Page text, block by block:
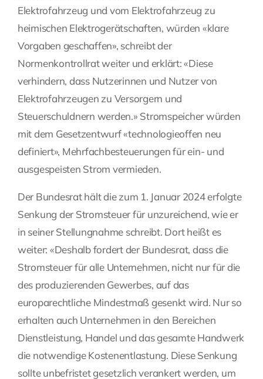
Elektrofahrzeug und vom Elektrofahrzeug zu
heimischen Elektrogerätschaften, würden «klare
Vorgaben geschaffen», schreibt der
Normenkontrollrat weiter und erklärt: «Diese
verhindern, dass Nutzerinnen und Nutzer von
Elektrofahrzeugen zu Versorgern und
Steuerschuldnern werden.» Stromspeicher würden
mit dem Gesetzentwurf «technologieoffen neu
definiert», Mehrfachbesteuerungen für ein- und
ausgespeisten Strom vermieden.
Der Bundesrat hält die zum 1. Januar 2024 erfolgte
Senkung der Stromsteuer für unzureichend, wie er
in seiner Stellungnahme schreibt. Dort heißt es
weiter: «Deshalb fordert der Bundesrat, dass die
Stromsteuer für alle Unternehmen, nicht nur für die
des produzierenden Gewerbes, auf das
europarechtliche Mindestmaß gesenkt wird. Nur so
erhalten auch Unternehmen in den Bereichen
Dienstleistung, Handel und das gesamte Handwerk
die notwendige Kostenentlastung. Diese Senkung
sollte unbefristet gesetzlich verankert werden, um